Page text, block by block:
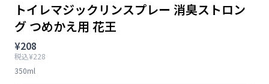
トイレマジックリンスプレー 消臭ストロン
グ つめかえ用 花王
¥208
税込¥228
350ml